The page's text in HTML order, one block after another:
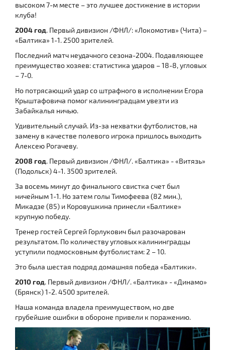
высоком 7-м месте – это лучшее достижение в истории
клуба!
2004 год. Первый дивизион /ФНЛ/: «Локомотив» (Чита) –
«Балтика» 1-1. 2500 зрителей.
Последний матч неудачного сезона-2004. Подавляющее
преимущество хозяев: статистика ударов – 18-8, угловых
– 7-0.
Но потрясающий удар со штрафного в исполнении Егора
Крыштафовича помог калининградцам увезти из
Забайкалья ничью.
Удивительный случай. Из-за нехватки футболистов, на
замену в качестве полевого игрока пришлось выходить
Алексею Рогачеву.
2008 год. Первый дивизион /ФНЛ/. «Балтика» - «Витязь»
(Подольск) 4-1. 3500 зрителей.
За восемь минут до финального свистка счет был
ничейным 1-1. Но затем голы Тимофеева (82 мин.),
Микадзе (85) и Коровушкина принесли «Балтике»
крупную победу.
Тренер гостей Сергей Горлукович был разочарован
результатом. По количеству угловых калининградцы
уступили подмосковным футболистам: 2 – 10.
Это была шестая подряд домашняя победа «Балтики».
2010 год. Первый дивизион /ФНЛ/. «Балтика» - «Динамо»
(Брянск) 1-2. 4500 зрителей.
Наша команда владела преимуществом, но две
грубейшие ошибки в обороне привели к поражению.